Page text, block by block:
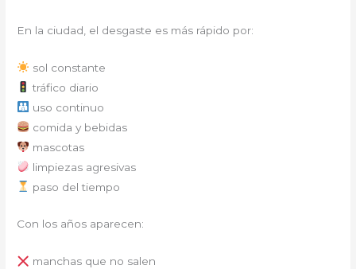
En la ciudad, el desgaste es más rápido por:
sol constante
tráfico diario
uso continuo
comida y bebidas
mascotas
limpiezas agresivas
paso del tiempo
Con los años aparecen:
manchas que no salen